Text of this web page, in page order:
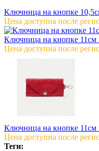
Ключница на кнопке
Цена доступна после
Ключница на кнопке 11см
Цена доступна после
Ключница на кнопке 11см
Цена доступна после
Теги: